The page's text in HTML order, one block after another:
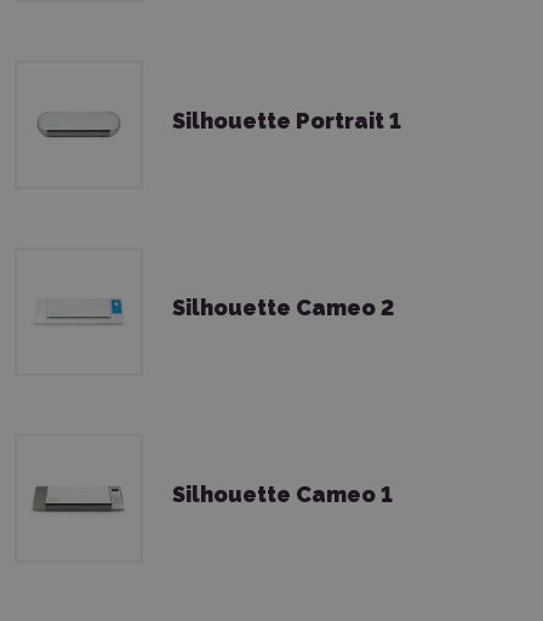
Silhouette Portrait 1
Silhouette Cameo 2
Silhouette Cameo 1